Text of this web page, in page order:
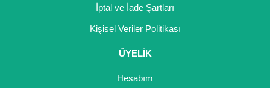
İptal ve İade Şartları
Kişisel Veriler Politikası
ÜYELİK
Hesabım